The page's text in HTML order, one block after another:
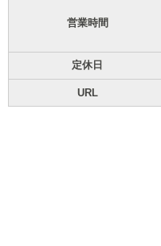
営業時間
定休日
URL